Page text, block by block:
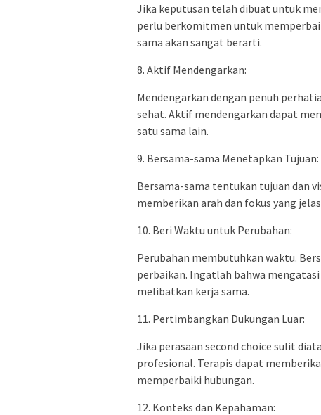
Jika keputusan telah dibuat untuk
perlu berkomitmen untuk
sama akan sangat berarti.
8. Aktif Mendengarkan:
Mendengarkan dengan penuh
sehat. Aktif mendengarkan dapat
satu sama lain.
9. Bersama-sama Menetapkan Tujuan:
Bersama-sama tentukan tujuan dan
memberikan arah dan fokus yang
10. Beri Waktu untuk Perubahan:
Perubahan membutuhkan waktu.
perbaikan. Ingatlah bahwa
melibatkan kerja sama.
11. Pertimbangkan Dukungan Luar:
Jika perasaan second choice sulit
profesional. Terapis dapat
memperbaiki hubungan.
12. Konteks dan Kepahaman: